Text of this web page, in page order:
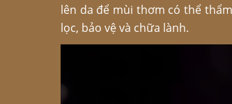
lên da để mùi thơm có thể
lọc, bảo vệ và chữa lành.